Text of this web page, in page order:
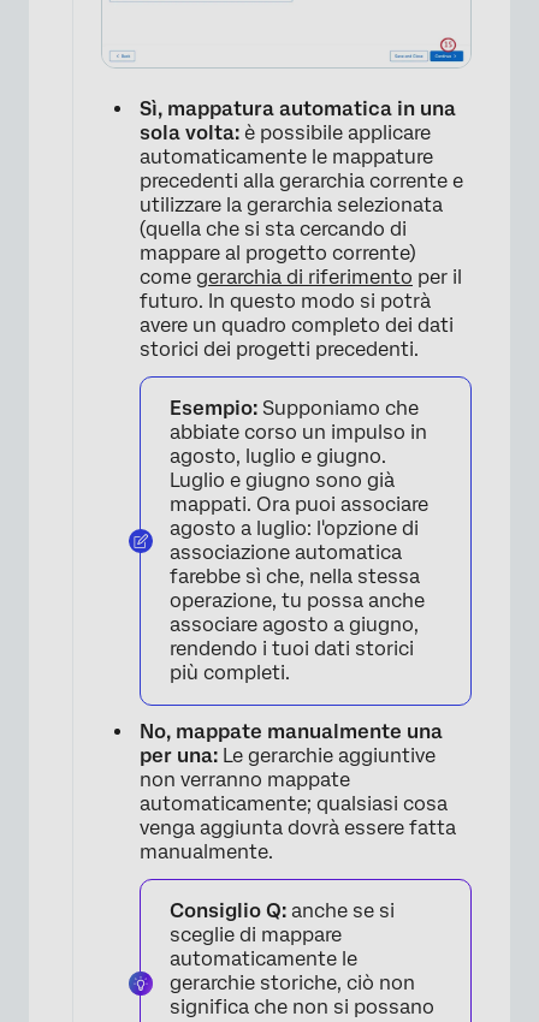
×
×
Sì, mappatura automatica in una
sola volta: è possibile applicare
automaticamente le mappature
precedenti alla gerarchia corrente e
utilizzare la gerarchia selezionata
(quella che si sta cercando di
mappare al progetto corrente)
come gerarchia di riferimento per il
futuro. In questo modo si potrà
avere un quadro completo dei dati
storici dei progetti precedenti.
Esempio: Supponiamo che
abbiate corso un impulso in
agosto, luglio e giugno.
Luglio e giugno sono già
mappati. Ora puoi associare
agosto a luglio: l'opzione di
associazione automatica
farebbe sì che, nella stessa
operazione, tu possa anche
associare agosto a giugno,
rendendo i tuoi dati storici
più completi.
No, mappate manualmente una
per una: Le gerarchie aggiuntive
non verranno mappate
automaticamente; qualsiasi cosa
venga aggiunta dovrà essere fatta
manualmente.
Consiglio Q: anche se si
sceglie di mappare
automaticamente le
gerarchie storiche, ciò non
significa che non si possano